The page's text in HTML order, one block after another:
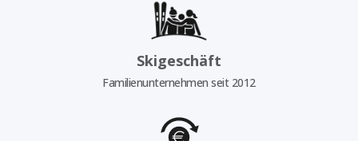
Skigeschäft
Familienunternehmen seit 2012